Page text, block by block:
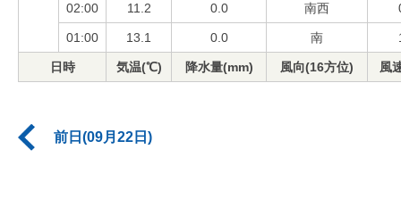
02:00 11.2 0.0 南西
01:00 13.1 0.0 南
日時 気温(℃) 降水量(mm) 風向(16方位) 風
前日(09月22日)